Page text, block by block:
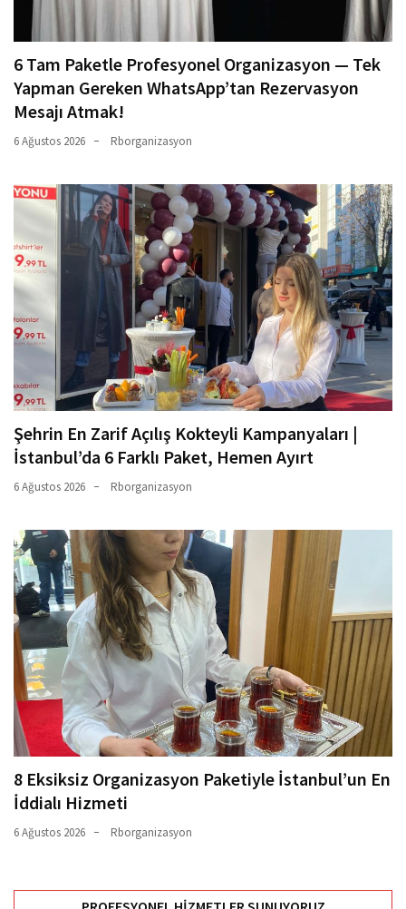
6 Tam Paketle Profesyonel Organizasyon — Tek
Yapman Gereken WhatsApp’tan Rezervasyon
Mesajı Atmak!
6 Ağustos 2026 Rborganizasyon
Şehrin En Zarif Açılış Kokteyli Kampanyaları |
İstanbul’da 6 Farklı Paket, Hemen Ayırt
6 Ağustos 2026 Rborganizasyon
8 Eksiksiz Organizasyon Paketiyle İstanbul’un En
İddialı Hizmeti
6 Ağustos 2026 Rborganizasyon